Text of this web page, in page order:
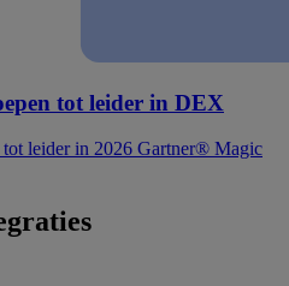
tot leider in DEX
leider in 2026 Gartner® Magic